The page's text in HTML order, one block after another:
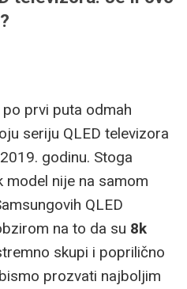
prvi puta odmah
seriju QLED televizora
godinu. Stoga
model nije na samom
QLED
na to da su 8k
skupi i poprilično
prozvati najboljim